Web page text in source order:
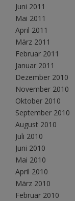
Juni 2011
Mai 2011
April 2011
März 2011
Februar 2011
Januar 2011
Dezember 2010
November 2010
Oktober 2010
September 2010
August 2010
Juli 2010
Juni 2010
Mai 2010
April 2010
März 2010
Februar 2010